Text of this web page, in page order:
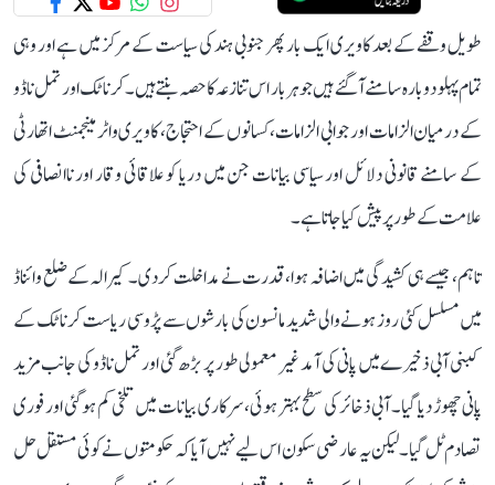
طویل وقفے کے بعد کاویری ایک بار پھر جنوبی ہند کی سیاست کے مرکز میں ہے اور وہی
تمام پہلو دوبارہ سامنے آ گئے ہیں جو ہر بار اس تنازعہ کا حصہ بنتے ہیں۔ کرناٹک اور تمل ناڈو
کے درمیان الزامات اور جوابی الزامات، کسانوں کے احتجاج، کاویری واٹر مینجمنٹ اتھارٹی
کے سامنے قانونی دلائل اور سیاسی بیانات جن میں دریا کو علاقائی وقار اور ناانصافی کی
علامت کے طور پر پیش کیا جاتا ہے۔
تاہم، جیسے ہی کشیدگی میں اضافہ ہوا، قدرت نے مداخلت کر دی۔ کیرالہ کے ضلع وائناڈ
میں مسلسل کئی روز ہونے والی شدید مانسون کی بارشوں سے پڑوسی ریاست کرناٹک کے
کبنی آبی ذخیرے میں پانی کی آمد غیر معمولی طور پر بڑھ گئی اور تمل ناڈو کی جانب مزید
پانی چھوڑ دیا گیا۔ آبی ذخائر کی سطح بہتر ہوئی، سرکاری بیانات میں تلخی کم ہو گئی اور فوری
تصادم ٹل گیا۔ لیکن یہ عارضی سکون اس لیے نہیں آیا کہ حکومتوں نے کوئی مستقل حل